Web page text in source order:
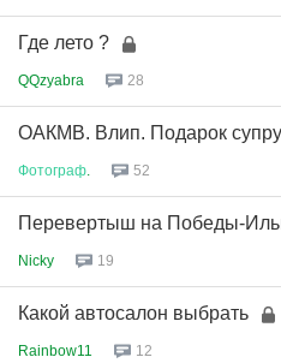
Где лето ?
QQzyabra 28
ОАКМВ. Влип. Подарок
Фотограф 52
Перевертыш на Победы-
Nicky 19
Какой автосалон выбрать
Rainbow11 12